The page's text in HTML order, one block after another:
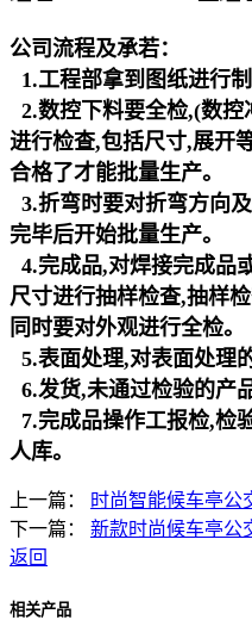
公司流程及承若：
1.工程部拿到图纸进行
2.数控下料要全检,(数
进行检查,包括尺寸,展开
合格了才能批量生产。
3.折弯时要对折弯方向
完毕后开始批量生产。
4.完成品,对焊接完成品
尺寸进行抽样检查,抽样
同时要对外观进行全检。
5.表面处理,对表面处理
6.发货,未通过检验的产
7.完成品操作工报检,检
人库。
上一篇：
时尚智能候车亭公
下一篇： 新款时尚候车亭公
返回
相关产品